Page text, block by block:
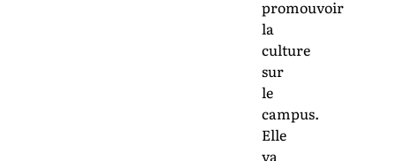
promouvoir
la
culture
sur
le
campus.
Elle
va